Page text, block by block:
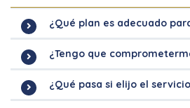
¿Qué plan es adecuado
¿Tengo que
¿Qué pasa si elijo el